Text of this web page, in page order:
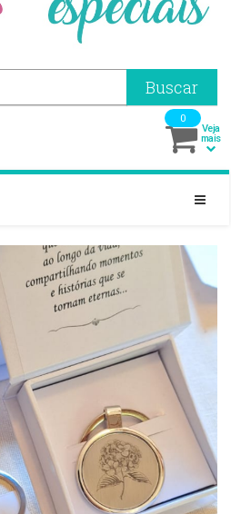
Buscar
0
Veja
mais